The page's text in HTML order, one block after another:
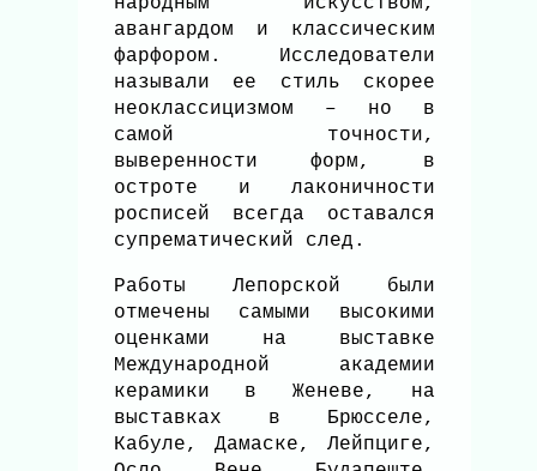
авангардом и классическим
фарфором. Исследователи
называли ее стиль скорее
неоклассицизмом – но в
самой точности,
выверенности форм, в
остроте и лаконичности
росписей всегда оставался
супрематический след.
Работы Лепорской были
отмечены самыми высокими
оценками на выставке
Международной академии
керамики в Женеве, на
выставках в Брюсселе,
Кабуле, Дамаске, Лейпциге,